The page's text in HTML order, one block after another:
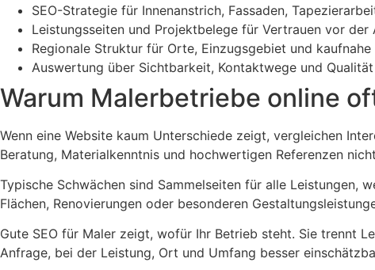
SEO-Strategie für Innenanstrich, Fassaden,
Leistungsseiten und Projektbelege für Vertrauen vor der
Regionale Struktur für Orte, Einzugsgebiet und
Auswertung über Sichtbarkeit, Kontaktwege und
Warum Malerbetriebe online
Wenn eine Website kaum Unterschiede zeigt, vergleichen
Beratung, Materialkenntnis und hochwertigen Referenzen
Typische Schwächen sind Sammelseiten für alle Leistungen,
Flächen, Renovierungen oder besonderen
Gute SEO für Maler zeigt, wofür Ihr Betrieb steht. Sie trennt
Anfrage, bei der Leistung, Ort und Umfang besser